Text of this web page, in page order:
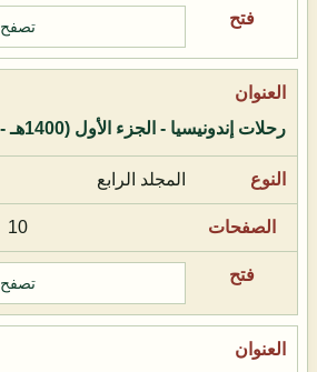
تصفح
رحلات إندونيسيا - الجزء الأول (1400هـ - 1980م)
المجلد الرابع
10
تصفح